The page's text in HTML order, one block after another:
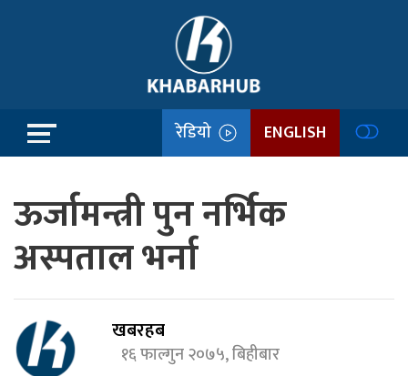
रेडियो ENGLISH
ऊर्जामन्त्री पुन नर्भिक
अस्पताल भर्ना
खबरहब
१६ फाल्गुन २०७५, बिहीबार